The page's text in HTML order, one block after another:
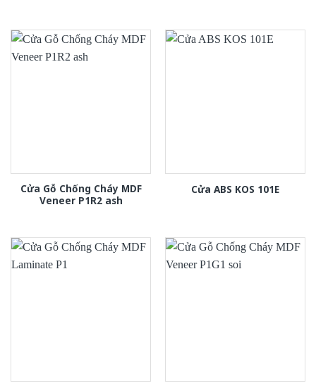
Cửa Gỗ Chống Cháy MDF
Veneer P1R2 ash
Cửa ABS KOS 101E